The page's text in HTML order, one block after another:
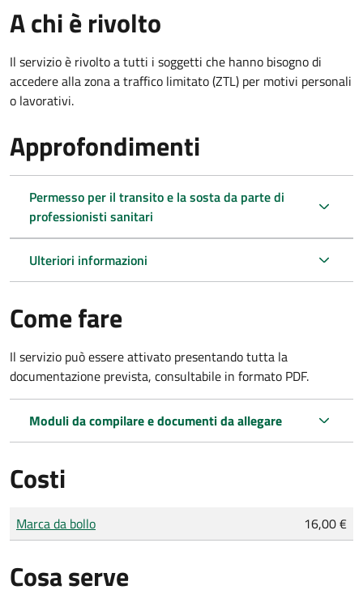
A chi è rivolto
Il servizio è rivolto a tutti i soggetti che hanno bisogno di
accedere alla zona a traffico limitato (ZTL) per motivi personali
o lavorativi.
Approfondimenti
Permesso per il transito e la sosta da parte di
professionisti sanitari
Ulteriori informazioni
Come fare
Il servizio può essere attivato presentando tutta la
documentazione prevista, consultabile in formato PDF.
Moduli da compilare e documenti da allegare
Costi
Tipo di pagamento
Importo
Marca da bollo 16,00 €
Cosa serve